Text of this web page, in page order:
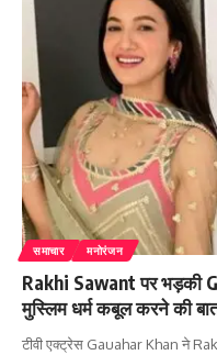
समाचार मनोरंजन
Rakhi Sawant पर भड़की
मुस्लिम धर्म कबूल करने की
टीवी एक्ट्रेस Gauahar Khan ने